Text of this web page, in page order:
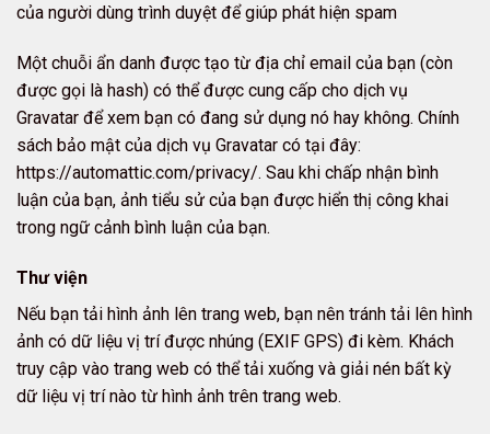
của người dùng trình duyệt để giúp phát hiện spam
Một chuỗi ẩn danh được tạo từ địa chỉ email của bạn (còn
được gọi là hash) có thể được cung cấp cho dịch vụ
Gravatar để xem bạn có đang sử dụng nó hay không. Chính
sách bảo mật của dịch vụ Gravatar có tại đây:
https://automattic.com/privacy/. Sau khi chấp nhận bình
luận của bạn, ảnh tiểu sử của bạn được hiển thị công khai
trong ngữ cảnh bình luận của bạn.
Thư viện
Nếu bạn tải hình ảnh lên trang web, bạn nên tránh tải lên hình
ảnh có dữ liệu vị trí được nhúng (EXIF GPS) đi kèm. Khách
truy cập vào trang web có thể tải xuống và giải nén bất kỳ
dữ liệu vị trí nào từ hình ảnh trên trang web.